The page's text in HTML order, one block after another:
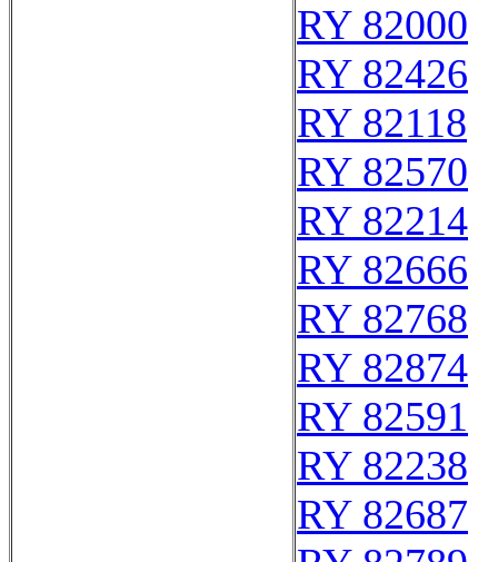
RY 82000
RY 82426
RY 82118
RY 82570
RY 82214
RY 82666
RY 82768
RY 82874
RY 82591
RY 82238
RY 82687